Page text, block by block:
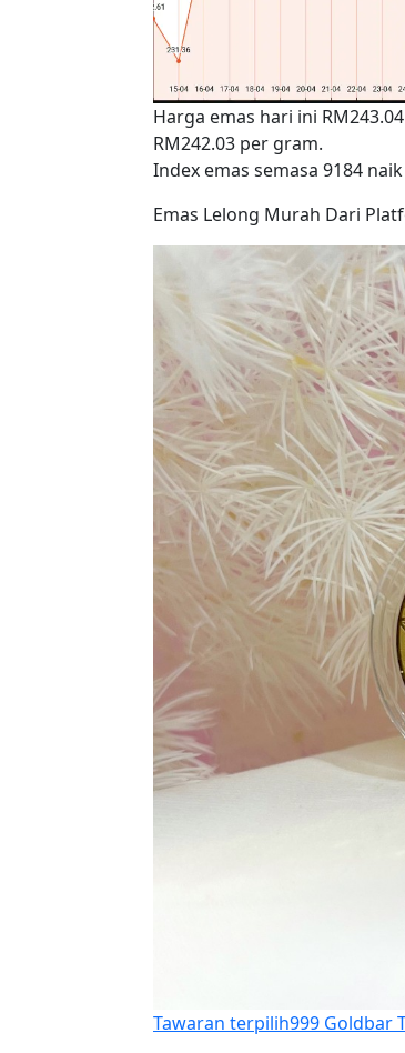
Harga emas hari ini
RM242.03 per gram.
Index emas semasa 9184
Emas Lelong Murah Dari
Tawaran terpilih999 Goldbar